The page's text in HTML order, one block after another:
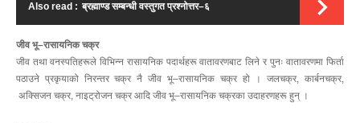
Also read : ब्रह्माण्ड सम्बन्धी वस्तुगत प्रश्नोत्तर–६
जीव भू–रासायनिक चक्र
जीव तथा वनस्पतिहरूले विभिन्न रासायनिक पदार्थहरू वातावरणबाट लिने र पुनः वातावरणमा फिर्ता
पठाउने प्रकृयाको निरन्तर चक्र नै जीव भू–रासायनिक चक्र हो । जलचक्र, कार्बनचक्र,
अक्सिजन चक्र, नाइट्रोजन चक्र आदि जीव भू–रासायनिक चक्रका उदाहरणहरू हुन् ।